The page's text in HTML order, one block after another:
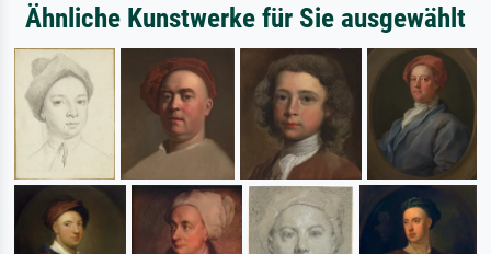
Ähnliche Kunstwerke für Sie ausgewählt